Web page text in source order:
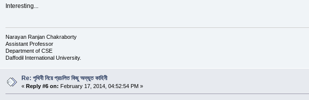
Interesting...
Narayan Ranjan Chakraborty
Assistant Professor
Department of CSE
Daffodil International University.
Re: পৃথিবী নিয়ে প্রচলিত কিছু অদ্ভুত কাহিনী
«Reply #6 on: February 17, 2014, 04:52:54 PM »